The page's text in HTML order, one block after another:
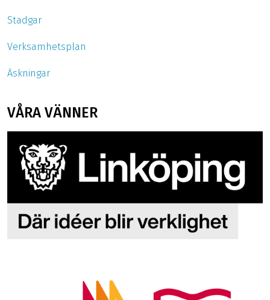
Stadgar
Verksamhetsplan
Äskningar
VÅRA VÄNNER